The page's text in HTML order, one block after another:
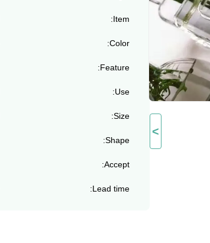
>
Item:
Color:
Feature:
Use:
Size:
Shape:
Accept:
Lead time: